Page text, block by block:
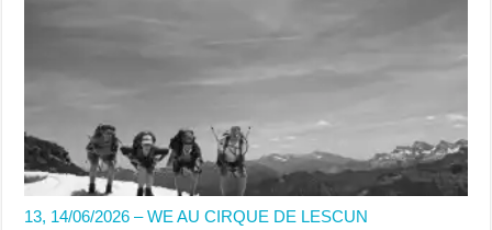
13, 14/06/2026 – WE AU CIRQUE DE LESCUN